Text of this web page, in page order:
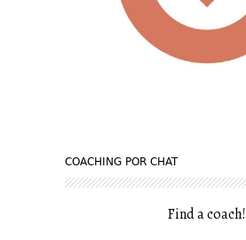
COACHING POR CHAT
Find a coach!